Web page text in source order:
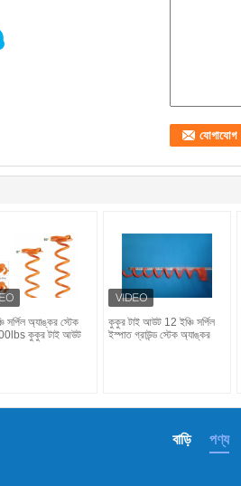
সর্পিল অ্যাঙ্কর স্টেক
কুকুর টাই আউট
কুকুর টাই আউট 12 ইঞ্চি সর্পিল
ইস্পাত গ্রাউন্ড স্টেক অ্যাঙ্কর
পণ্য
বাড়ি